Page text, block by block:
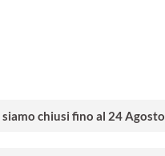
siamo chiusi fino al 24 Agosto